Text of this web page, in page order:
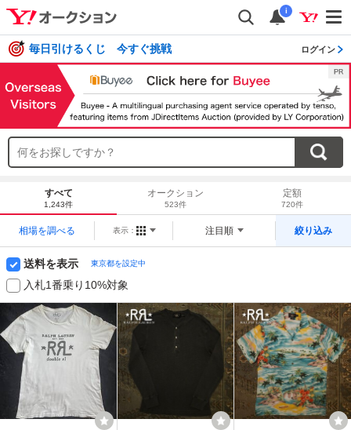
i
毎日引けるくじ 今すぐ挑戦 ログイン
すべて
1,243件
オークション
523件
定額
720件
相場を調べる 表示： 注目順 絞り込み
送料を表示 東京都を設定中
入札1番乗り10%対象